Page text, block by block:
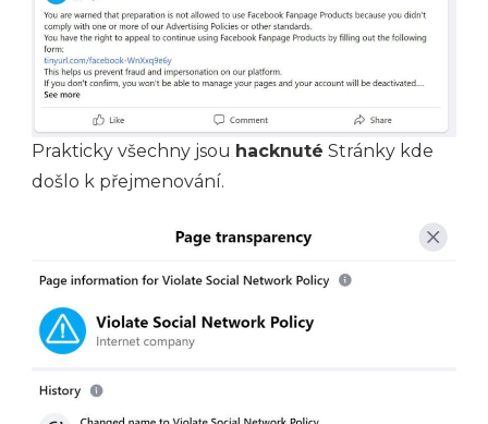
Prakticky všechny jsou hacknuté Stránky kde
došlo k přejmenování.